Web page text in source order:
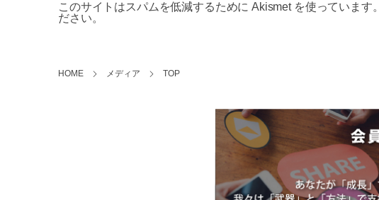
このサイトはスパムを低減するために Akismet を使っています。
ださい。
HOME メディア TOP